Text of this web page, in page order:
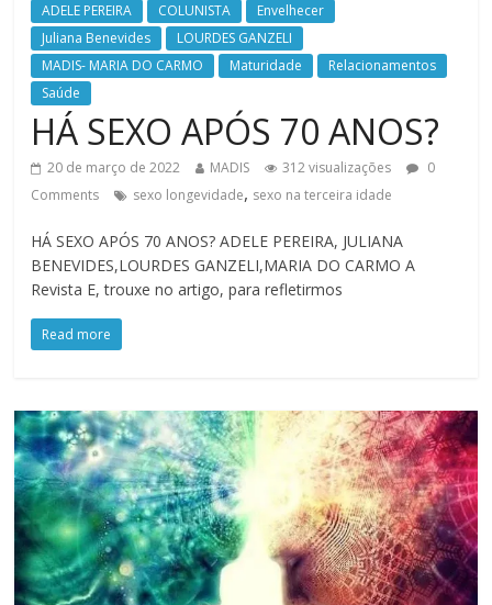
ADELE PEREIRA COLUNISTA
Envelhecer
Juliana Benevides
LOURDES GANZELI
MADIS- MARIA DO CARMO
Maturidade
Relacionamentos
Saúde
HÁ SEXO APÓS 70 ANOS?
20 de março de 2022 MADIS 312 visualizações
0
Comments
sexo longevidade, sexo na terceira idade
HÁ SEXO APÓS 70 ANOS? ADELE PEREIRA, JULIANA
BENEVIDES,LOURDES GANZELI,MARIA DO CARMO A
Revista E, trouxe no artigo, para refletirmos
Read more